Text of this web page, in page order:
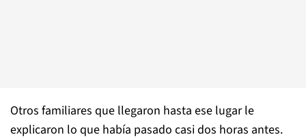
Otros familiares que llegaron hasta ese lugar le
explicaron lo que había pasado casi dos horas antes.